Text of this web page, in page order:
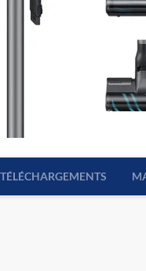
TÉLÉCHARGEMENTS